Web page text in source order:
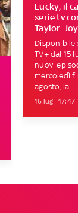
Lucky, il
serie tv
Taylor-
Disponibile
TV+ dal 15
nuovi
mercoledì
agosto, la...
16 lug - 17:47